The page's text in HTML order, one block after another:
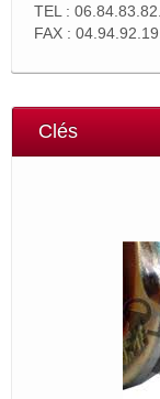
TEL :
FAX :
Clés